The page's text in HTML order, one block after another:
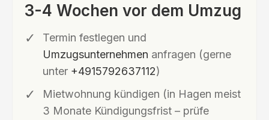
3-4 Wochen vor dem Umzug
Termin festlegen und
Umzugsunternehmen anfragen (gerne
unter +4915792637112)
Mietwohnung kündigen (in Hagen meist
3 Monate Kündigungsfrist – prüfe